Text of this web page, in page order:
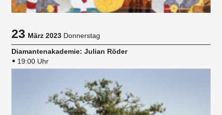
23März 2023 Donnerstag
Diamantenakademie: Julian Röder
19:00 Uhr